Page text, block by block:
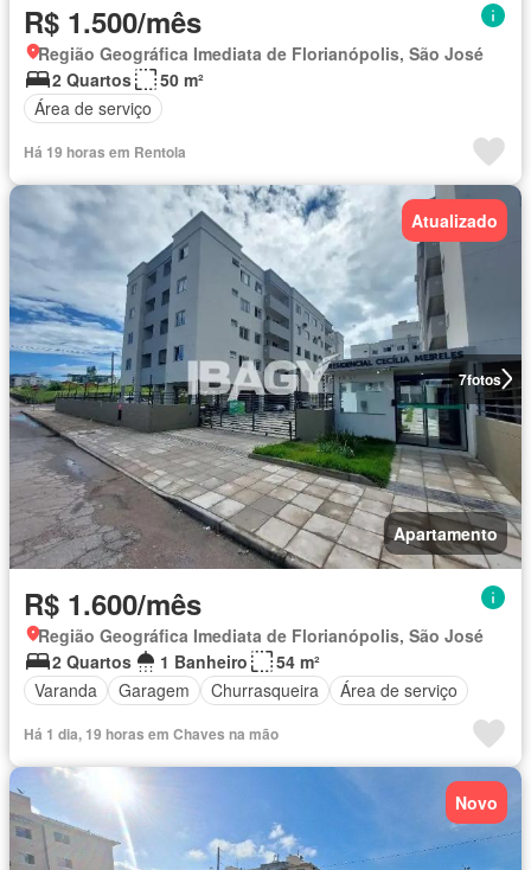
R$ 1.500/mês
Região Geográfica Imediata de Florianópolis, São José
2 Quartos
50 m²
Área de serviço
Há 19 horas em Rentola
7fotos
Atualizado
Apartamento
R$ 1.600/mês
Região Geográfica Imediata de Florianópolis, São José
2 Quartos
1 Banheiro
54 m²
Varanda
Garagem Churrasqueira Área de serviço
Há 1 dia, 19 horas em Chaves na mão
Novo